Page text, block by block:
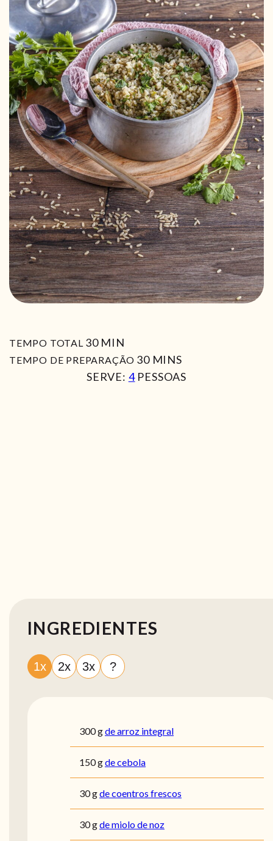
TEMPO TOTAL 30MIN
MIN
TEMPO DE PREPARAÇÃO 30MIN
MINS
SERVE: 4 PESSOAS
INGREDIENTES
1x 2x 3x ?
300gde arroz integral
150gde cebola
30gde coentros frescos
30gde miolo de noz